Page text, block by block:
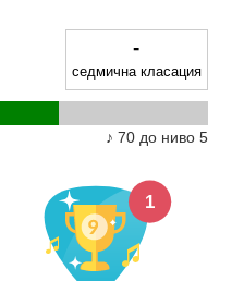
-
седмична класация
♪ 70 до ниво 5